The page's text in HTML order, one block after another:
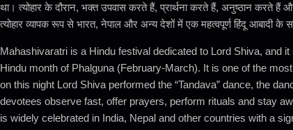
था। त्योहार के दौरान, भक्त उपवास करते हैं, प्रार्थना करते हैं, अनुष्ठान करते हैं
त्योहार व्यापक रूप से भारत, नेपाल और अन्य देशों में एक महत्वपूर्ण हिंदू आबादी के
Mahashivaratri is a Hindu festival dedicated to Lord Shiva, and
Hindu month of Phalguna (February-March). It is one of the
on this night Lord Shiva performed the “Tandava” dance, the
devotees observe fast, offer prayers, perform rituals and stay
is widely celebrated in India, Nepal and other countries with a